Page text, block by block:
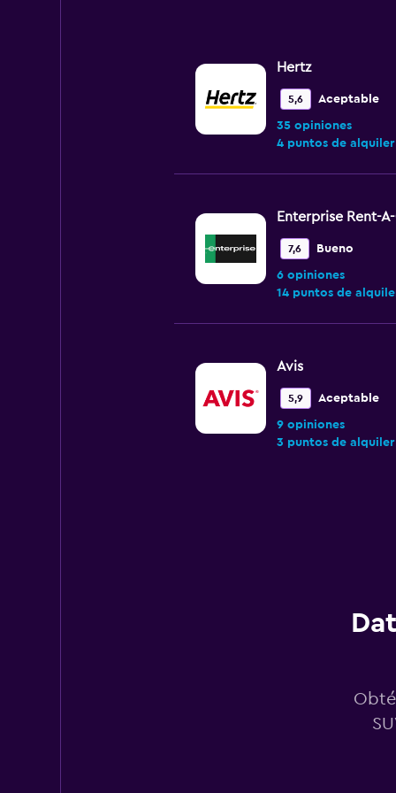
Hertz
5,6 Aceptable
35 opiniones
4 puntos de alquiler
Enterprise Rent-
7,6 Bueno
6 opiniones
14 puntos de
Avis
5,9 Aceptable
9 opiniones
3 puntos de alquiler
Mediocre